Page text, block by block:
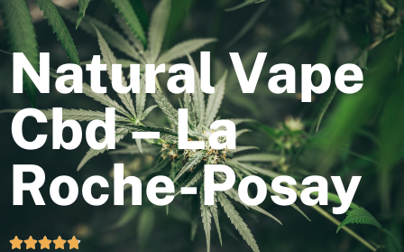
Natural Vape
Cbd – La
Roche-Posay
